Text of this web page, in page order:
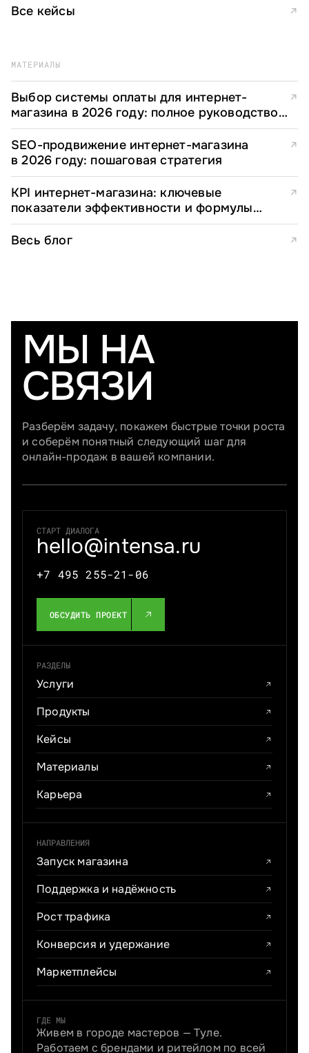
Все кейсы ↗
МАТЕРИАЛЫ
Выбор системы оплаты для интернет-
магазина в 2026 году: полное руководство
для e-commerce директоров
↗
SEO-продвижение интернет-магазина
в 2026 году: пошаговая стратегия
↗
KPI интернет-магазина: ключевые
показатели эффективности и формулы
расчета
↗
Весь блог ↗
МЫ НА
СВЯЗИ
Разберём задачу, покажем быстрые точки роста
и соберём понятный следующий шаг для
онлайн-продаж в вашей компании.
СТАРТ ДИАЛОГА
hello@intensa.ru
+7 495 255-21-06
ОБСУДИТЬ ПРОЕКТ
РАЗДЕЛЫ
Услуги
Продукты
Кейсы
Материалы
Карьера
НАПРАВЛЕНИЯ
Запуск магазина
Поддержка и надёжность
Рост трафика
Конверсия и удержание
Маркетплейсы
ГДЕ МЫ
Живем в городе мастеров — Туле.
Работаем с брендами и ритейлом по всей